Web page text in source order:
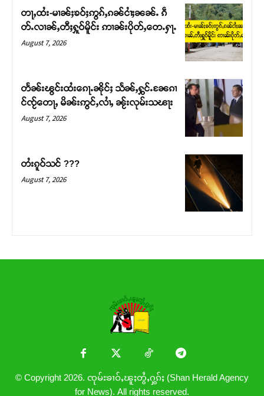
Support SHAN
တ်ႇ တူဝ်ႈလုမ်ႈၾႃႉၼၼ်ႉ ၶဝ်ႈႁူမ်ႈၵမ်ႉထႅမ် ၸုမ်းၶၢ
ဝ်ႇၽူႈတွႆႇႁွၵ်ႈ လႆႈယူႇၶႃႈဢေႃႈ။
တႃႇထႆး-မၢၼ်ႈၶဝ်ႈဢွၵ်ႇၵၼ်ငၢႆႈၼၼ်ႉ ၵဵ
တ်ႉလၢၼ်ႇတီႈႁူဝ်မိူင်း ဢၢၼ်းပိုတ်ႇတေႉႁႃႉ
August 7, 2026
တႅၼ်းၽွင်းထႆးၵေႃႉၼိုင်ႈ သႅၼ်ႇႁွင်ႉၼႄၵၢ
င်ၸႂ်တေႃႇ မိၼ်းဢွင်ႇလၢႆႇ ၼႂ်းလုမ်းသၽႃး
August 7, 2026
တႆးၵူဝ်သင် ???
August 7, 2026
© Copyright 2026. ၸုမ်းၶၢဝ်ႇၽူႈတွႆႇႁွၵ်ႈ (Shan Herald Agency
for News). All rights reserved.